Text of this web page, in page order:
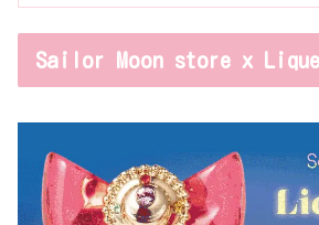
Sailor Moon store x